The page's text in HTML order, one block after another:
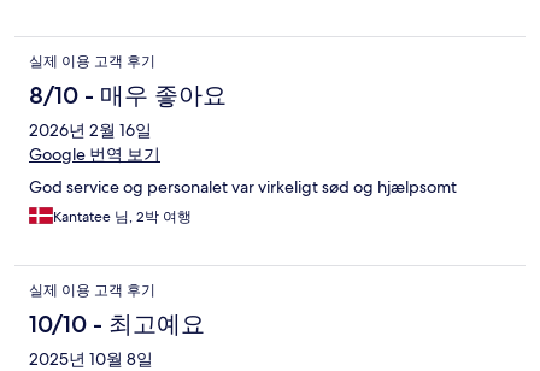
실제 이용 고객 후기
8/10 - 매우 좋아요
2026년 2월 16일
Google 번역 보기
God service og personalet var virkeligt sød og hjælpsomt
Kantatee 님, 2박 여행
실제 이용 고객 후기
10/10 - 최고예요
2025년 10월 8일